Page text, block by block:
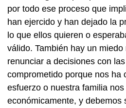
por todo ese proceso que
han ejercido y han dejado la
lo que ellos quieren o
válido. También hay un
renunciar a decisiones con
comprometido porque nos ha
esfuerzo o nuestra familia
económicamente, y debemos